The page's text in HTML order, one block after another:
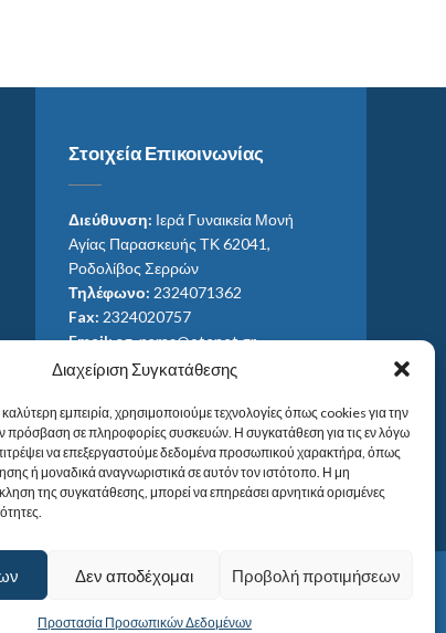
Διαχείριση Συγκατάθεσης
εμπειρία, χρησιμοποιούμε τεχνολογίες όπως cookies για την
πρόσβαση σε πληροφορίες συσκευών. Η συγκατάθεση για τις εν λόγω
να επεξεργαστούμε δεδομένα προσωπικού χαρακτήρα, όπως
ή μοναδικά αναγνωριστικά σε αυτόν τον ιστότοπο. Η μη
της συγκατάθεσης, μπορεί να επηρεάσει αρνητικά ορισμένες
Δεν αποδέχομαι Προβολή προτιμήσεων
Προστασία Προσωπικών Δεδομένων
Στοιχεία Επικοινωνίας
Διεύθυνση: Ιερά Γυναικεία Μονή
Αγίας Παρασκευής ΤΚ 62041,
Ροδολίβος Σερρών
Τηλέφωνο: 2324071362
Fax: 2324020757
Email:ag_paras@otenet.gr
Email:info@im-agparaskevis.gr
Από ανατολή έως και δύση του ηλίου.